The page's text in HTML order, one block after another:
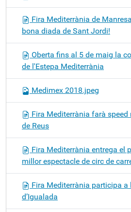
Fira Mediterrània de
bona diada de Sant Jordi!
Oberta fins al 5 de maig la
de l'Estepa Mediterrània
Medimex 2018.jpeg
Fira Mediterrània farà speed
de Reus
Fira Mediterrània entrega el
millor espectacle de circ de
Fira Mediterrània participa a
d’Igualada